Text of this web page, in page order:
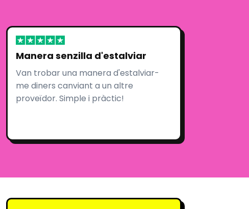
Manera senzilla d'estalviar
Van trobar una manera d'estalviar-
me diners canviant a un altre
proveïdor. Simple i pràctic!